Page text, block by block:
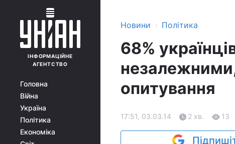
ІНФОРМАЦІЙНЕ
АГЕНТСТВО
Головна
Війна
Україна
Політика
Економіка
Новини › Політика
68%
опитування
17:51, 03.03.14 2 хв. 13